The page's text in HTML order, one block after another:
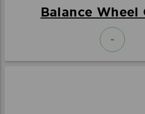
Balance Wheel
-